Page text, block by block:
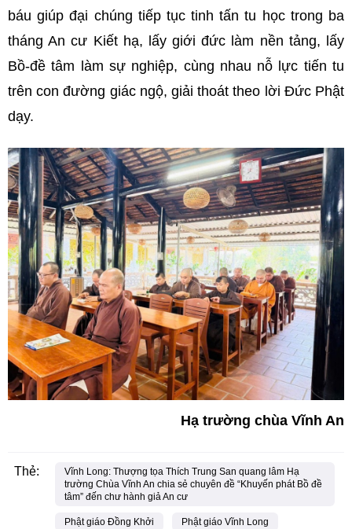
báu giúp đại chúng tiếp tục tinh tấn tu học trong ba
tháng An cư Kiết hạ, lấy giới đức làm nền tảng, lấy
Bồ-đề tâm làm sự nghiệp, cùng nhau nỗ lực tiến tu
trên con đường giác ngộ, giải thoát theo lời Đức Phật
dạy.
Hạ trường chùa Vĩnh An
Thẻ:
Vĩnh Long: Thượng tọa Thích Trung San quang lâm Hạ
trường Chùa Vĩnh An chia sẻ chuyên đề “Khuyến phát Bồ đề
tâm” đến chư hành giả An cư
Phật giáo Đồng Khởi Phật giáo Vĩnh Long